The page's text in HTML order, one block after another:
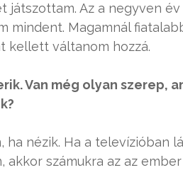
Az a negyven
mindent. Magamnál
kellett váltanom hozzá.
Van még olyan szerep,
ha nézik. Ha a televízióban
számukra az az